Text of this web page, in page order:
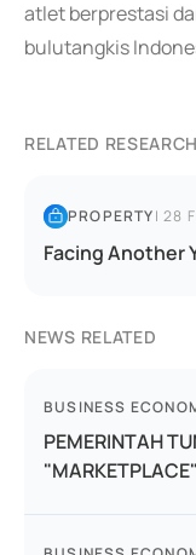
atlet berprestasi
bulutangkis
RELATED RESEARCH
PROPERTY|28
Facing Another
NEWS RELATED
BUSINESS
PEMERINTAH
"MARKETPLACE"